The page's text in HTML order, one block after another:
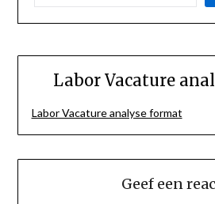
Labor Vacature
Labor Vacature analyse format
Geef een